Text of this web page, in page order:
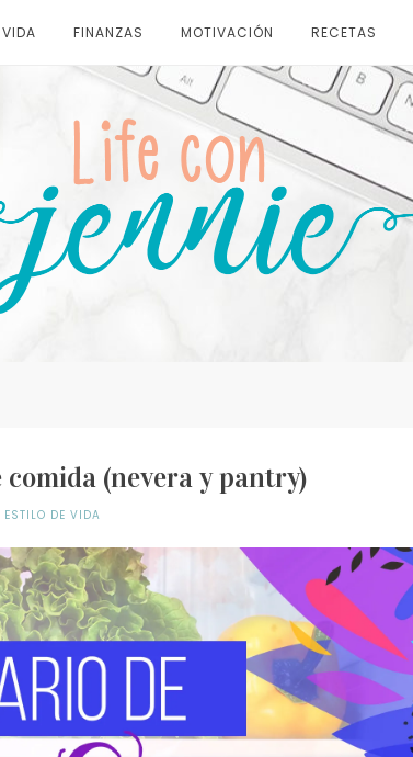
FINANZAS MOTIVACIÓN RECETAS
(nevera y pantry)
ESTILO DE VIDA